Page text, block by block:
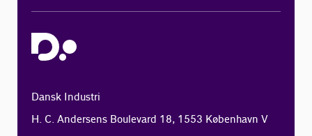
Dansk Industri
H. C. Andersens Boulevard 18, 1553 København V